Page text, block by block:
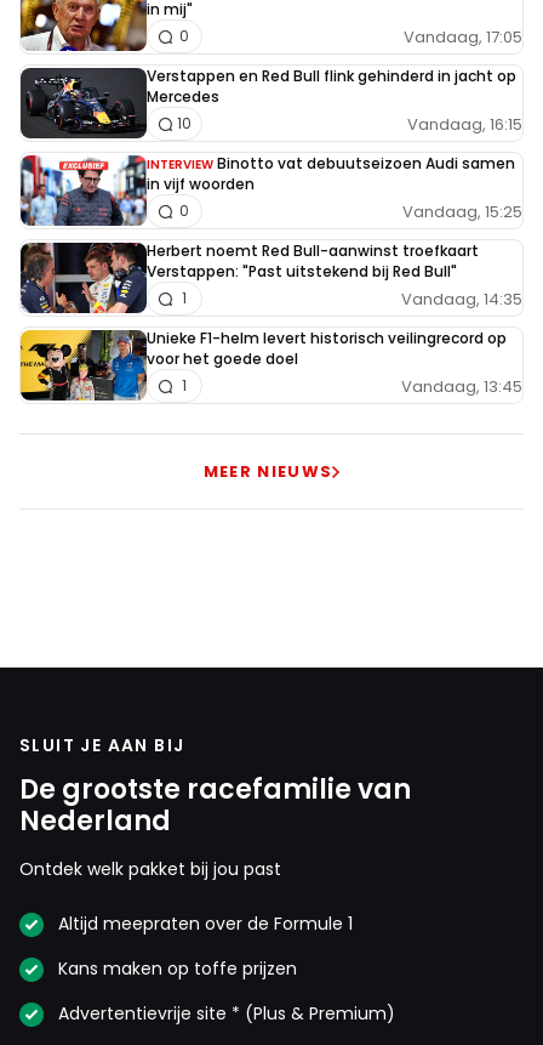
in mij"
Vandaag, 17:05
0
Verstappen en Red Bull flink gehinderd in jacht op
Mercedes
Vandaag, 16:15
10
INTERVIEW Binotto vat debuutseizoen Audi samen
in vijf woorden
Vandaag, 15:25
0
Herbert noemt Red Bull-aanwinst troefkaart
Verstappen: "Past uitstekend bij Red Bull"
Vandaag, 14:35
1
Unieke F1-helm levert historisch veilingrecord op
voor het goede doel
Vandaag, 13:45
1
MEER NIEUWS
SLUIT JE AAN BIJ
De grootste racefamilie van
Nederland
Ontdek welk pakket bij jou past
Altijd meepraten over de Formule 1
Kans maken op toffe prijzen
Advertentievrije site * (Plus & Premium)